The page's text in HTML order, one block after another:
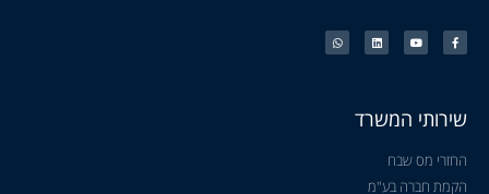
שירותי המשרד
החזרי מס שבח
הקמת חברה בע"מ